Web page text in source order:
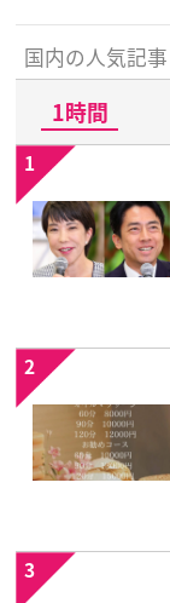
国内の人気記事
1時間
1
2
3